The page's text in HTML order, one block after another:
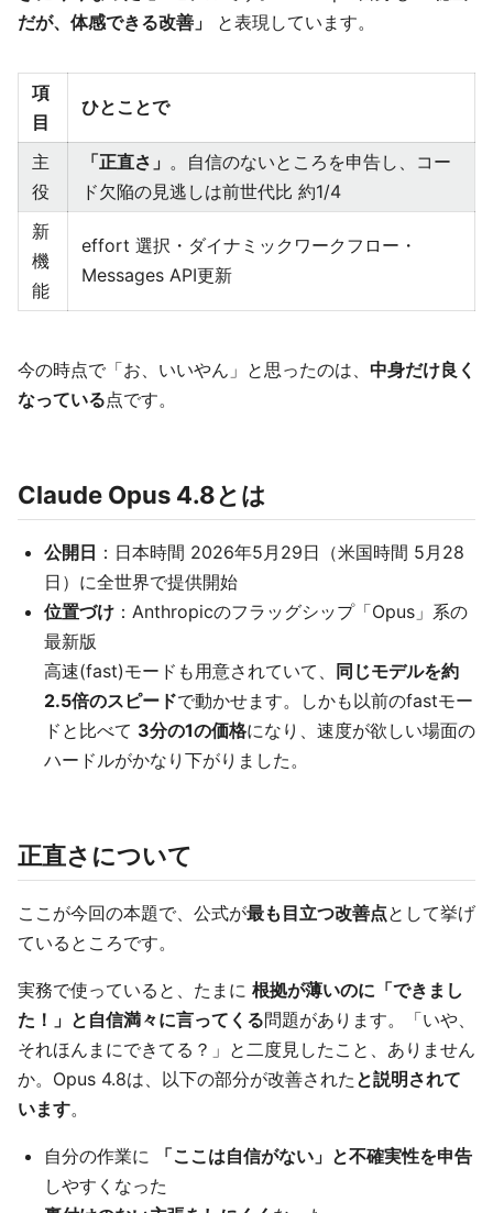
だが、体感できる改善」
と表現しています。
項
目
ひとことで
主
役
「正直さ」 。自信のないところを申告し、コー
ド欠陥の見逃しは前世代比 約1/4
新
機
能
effort 選択・ダイナミックワークフロー・
Messages API更新
今の時点で「お、いいやん」と思ったのは、 中身だけ良く
なっている点です。
Claude Opus 4.8とは
公開日 ：日本時間 2026年5月29日（米国時間 5月28
日）に全世界で提供開始
位置づけ ：Anthropicのフラッグシップ「Opus」系の
最新版
高速(fast)モードも用意されていて、
同じモデルを約
2.5倍のスピードで動かせます。しかも以前のfastモー
ドと比べて 3分の1の価格になり、速度が欲しい場面の
ハードルがかなり下がりました。
正直さについて
ここが今回の本題で、公式が最も目立つ改善点として挙げ
ているところです。
実務で使っていると、たまに 根拠が薄いのに「できまし
た！」と自信満々に言ってくる問題があります。「いや、
それほんまにできてる？」と二度見したこと、ありません
か。Opus 4.8は、以下の部分が改善された と説明されて
います。
自分の作業に
「ここは自信がない」と不確実性を申告
しやすくなった